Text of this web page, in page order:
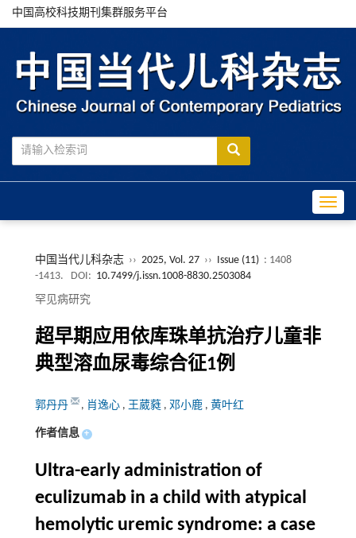
中国高校科技期刊集群服务平台
中国当代儿科杂志 ›› 2025, Vol. 27 ›› Issue (11) : 1408
-1413.
DOI: 10.7499/j.issn.1008-8830.2503084
罕见病研究
超早期应用依库珠单抗治疗儿童非
典型溶血尿毒综合征1例
郭丹丹 , 肖逸心 , 王葳蕤 , 邓小鹿 , 黄叶红
作者信息 +
Ultra-early administration of
eculizumab in a child with atypical
hemolytic uremic syndrome: a case